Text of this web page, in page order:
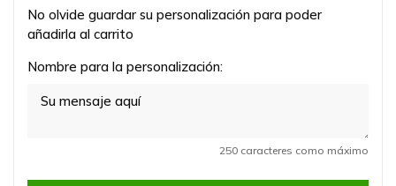
No olvide guardar su personalización para poder
añadirla al carrito
Nombre para la personalización:
250 caracteres como máximo